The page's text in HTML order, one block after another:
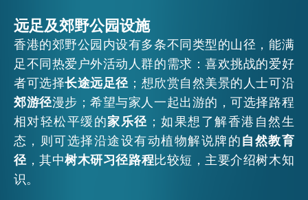
活动情报
最新消息
关于我们
常见问题
联络我们
远足及郊野公园设施
香港的郊野公园内设有多条不同类型的山径，能满
足不同热爱户外活动人群的需求：喜欢挑战的爱好
者可选择长途远足径；想欣赏自然美景的人士可沿
郊游径漫步；希望与家人一起出游的，可选择路程
相对轻松平缓的家乐径 ；如果想了解香港自然生
态，则可选择沿途设有动植物解说牌的自然教育
径，其中树木研习径路程比较短，主要介绍树木知
识。